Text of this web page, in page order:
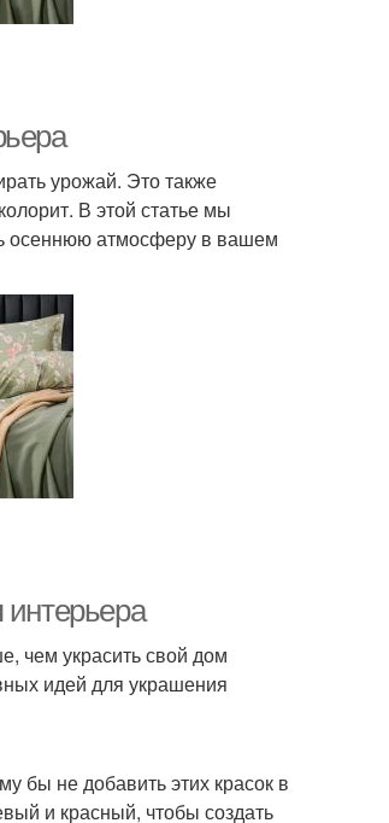
урожай. Это также
В этой статье мы
осеннюю атмосферу в вашем
чем украсить свой дом
идей для украшения
бы не добавить этих красок в
и красный, чтобы создать